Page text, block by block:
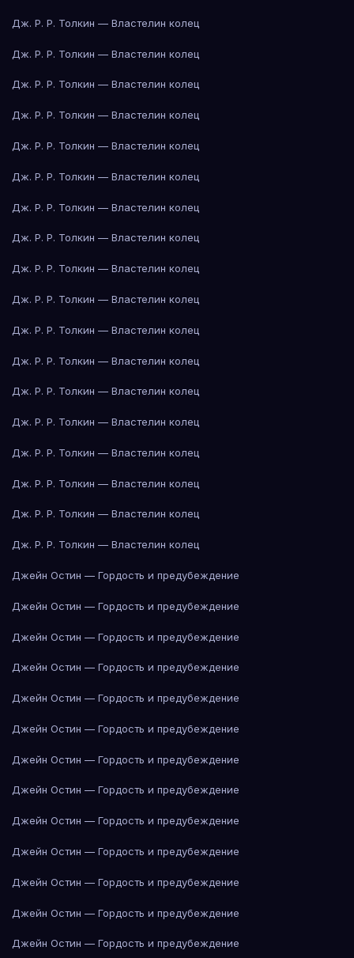
Дж. Р. Р. Толкин — Властелин колец
Дж. Р. Р. Толкин — Властелин колец
Дж. Р. Р. Толкин — Властелин колец
Дж. Р. Р. Толкин — Властелин колец
Дж. Р. Р. Толкин — Властелин колец
Дж. Р. Р. Толкин — Властелин колец
Дж. Р. Р. Толкин — Властелин колец
Дж. Р. Р. Толкин — Властелин колец
Дж. Р. Р. Толкин — Властелин колец
Дж. Р. Р. Толкин — Властелин колец
Дж. Р. Р. Толкин — Властелин колец
Дж. Р. Р. Толкин — Властелин колец
Дж. Р. Р. Толкин — Властелин колец
Дж. Р. Р. Толкин — Властелин колец
Дж. Р. Р. Толкин — Властелин колец
Дж. Р. Р. Толкин — Властелин колец
Дж. Р. Р. Толкин — Властелин колец
Дж. Р. Р. Толкин — Властелин колец
Джейн Остин — Гордость и предубеждение
Джейн Остин — Гордость и предубеждение
Джейн Остин — Гордость и предубеждение
Джейн Остин — Гордость и предубеждение
Джейн Остин — Гордость и предубеждение
Джейн Остин — Гордость и предубеждение
Джейн Остин — Гордость и предубеждение
Джейн Остин — Гордость и предубеждение
Джейн Остин — Гордость и предубеждение
Джейн Остин — Гордость и предубеждение
Джейн Остин — Гордость и предубеждение
Джейн Остин — Гордость и предубеждение
Джейн Остин — Гордость и предубеждение